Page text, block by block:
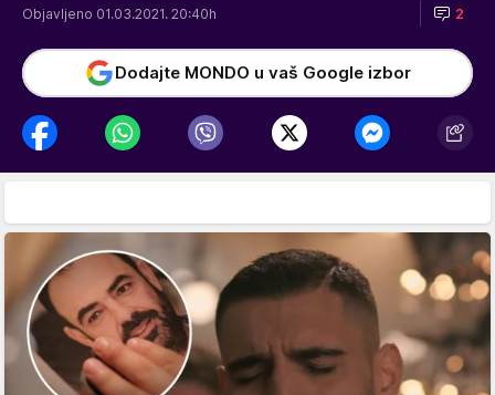
Objavljeno 01.03.2021. 20:40h 2
Dodajte MONDO u vaš Google izbor